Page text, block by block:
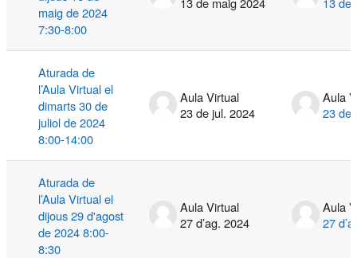
maig de 2024
7:30-8:00
Aturada de
l’Aula Virtual el
dimarts 30 de
juliol de 2024
8:00-14:00
Aula Virtual
23 de jul. 2024
Aula
23 de
Aturada de
l’Aula Virtual el
dijous 29 d'agost
de 2024 8:00-
8:30
Aula Virtual
27 d’ag. 2024
Aula
27